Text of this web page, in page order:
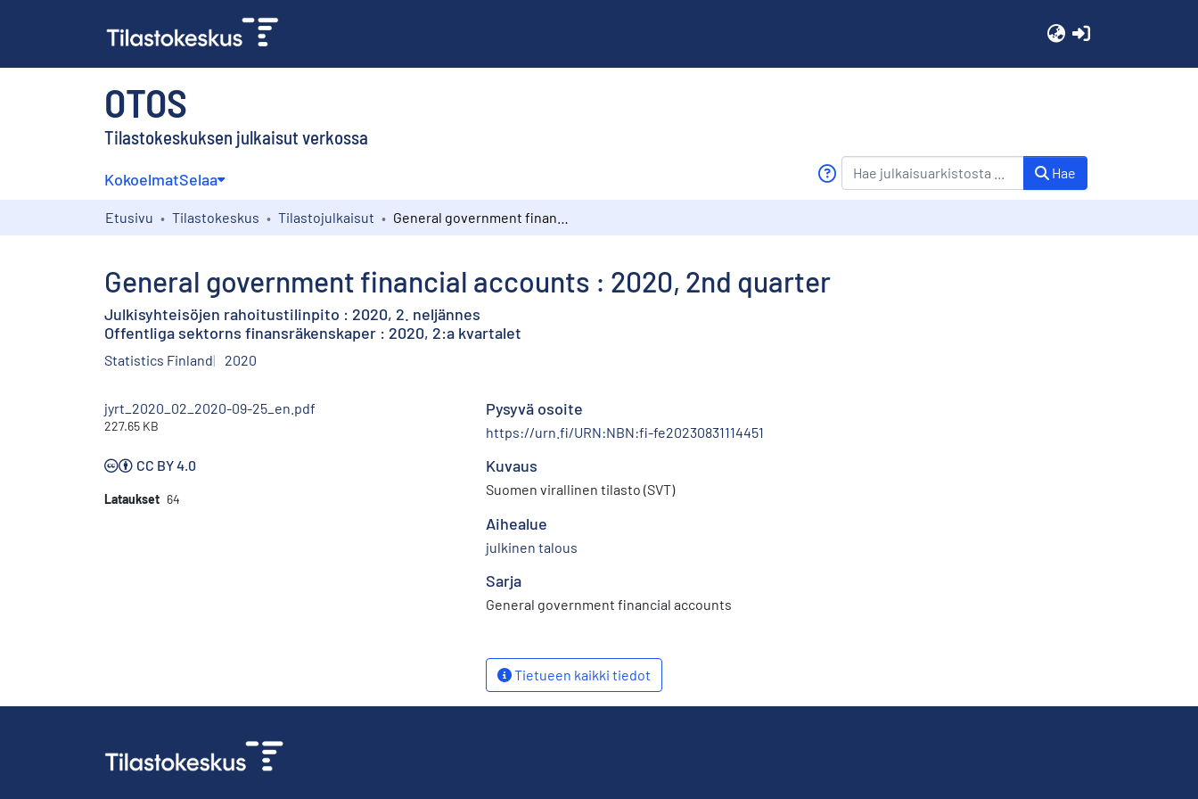
OTOS
Tilastokeskuksen julkaisut verkossa
KokoelmatSelaa Hae
Etusivu Tilastokeskus Tilastojulkaisut
General government financial accounts : 2020, 2nd quarter
Julkisyhteisöjen rahoitustilinpito : 2020, 2. neljännes
Offentliga sektorns finansräkenskaper : 2020, 2:a kvartalet
Statistics Finland 2020
jyrt_2020_02_2020-09-25_en.pdf
227.65 KB
CC BY 4.0
Lataukset 64
Pysyvä osoite
https://urn.fi/URN:NBN:fi-fe20230831114451
Kuvaus
Suomen virallinen tilasto (SVT)
Aihealue
julkinen talous
Sarja
General government financial accounts
Tietueen kaikki tiedot